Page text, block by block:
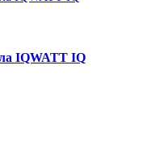
IQWATT IQ